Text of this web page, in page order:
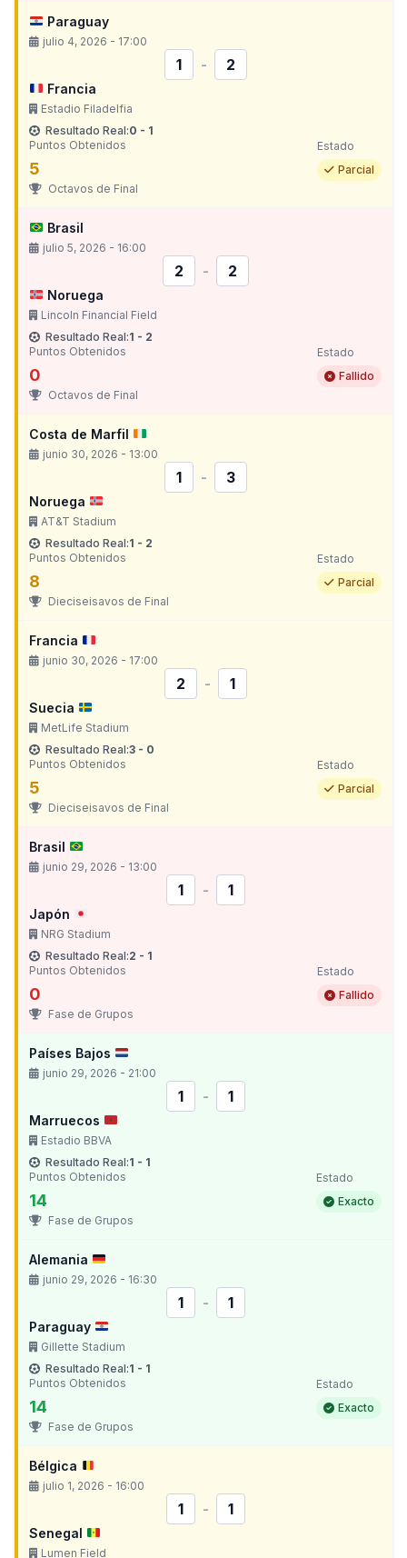
Paraguay
julio 4, 2026 - 17:00
1 - 2
Francia
Estadio Filadelfia
Resultado Real:0 - 1
Puntos Obtenidos
5
Estado
Parcial
Octavos de Final
Brasil
julio 5, 2026 - 16:00
2 - 2
Noruega
Lincoln Financial Field
Resultado Real:1 - 2
Puntos Obtenidos
0
Estado
Fallido
Octavos de Final
Costa de Marfil
junio 30, 2026 - 13:00
1 - 3
Noruega
AT&T Stadium
Resultado Real:1 - 2
Puntos Obtenidos
8
Estado
Parcial
Dieciseisavos de Final
Francia
junio 30, 2026 - 17:00
2 - 1
Suecia
MetLife Stadium
Resultado Real:3 - 0
Puntos Obtenidos
5
Estado
Parcial
Dieciseisavos de Final
Brasil
junio 29, 2026 - 13:00
1 - 1
Japón
NRG Stadium
Resultado Real:2 - 1
Puntos Obtenidos
0
Estado
Fallido
Fase de Grupos
Países Bajos
junio 29, 2026 - 21:00
1 - 1
Marruecos
Estadio BBVA
Resultado Real:1 - 1
Puntos Obtenidos
14
Estado
Exacto
Fase de Grupos
Alemania
junio 29, 2026 - 16:30
1 - 1
Paraguay
Gillette Stadium
Resultado Real:1 - 1
Puntos Obtenidos
14
Estado
Exacto
Fase de Grupos
Bélgica
julio 1, 2026 - 16:00
1 - 1
Senegal
Lumen Field